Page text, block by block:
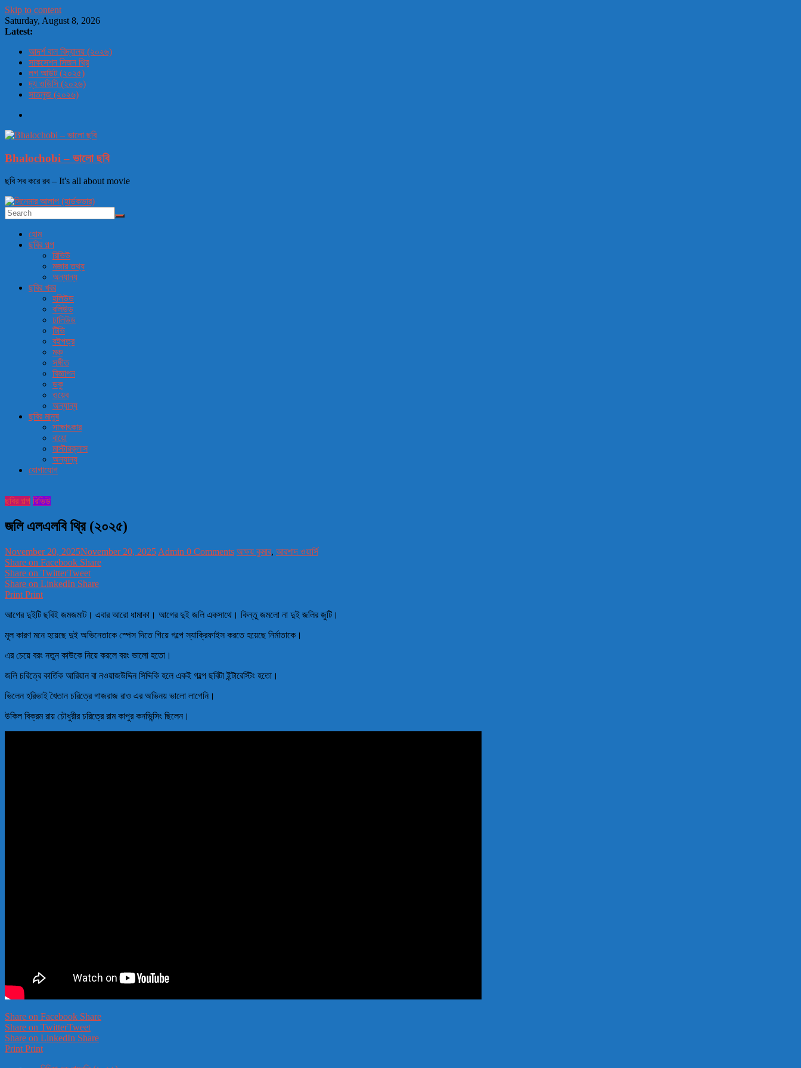
Skip to content
Saturday, August 8, 2026
Latest:
আদর্শ বাল বিদ্যালয় (২০২৬)
সাকসেশন সিজন থ্রি
লগ আউট (২০২৫)
দ্য ওডিসি (২০২৬)
সাতলুজ (২০২৬)
Bhalochobi – ভালো ছবি
ছবি সব করে রব – It's all about movie
হোম
ছবির গল্প
রিভিউ
মজার তথ্য
অন্যান্য
ছবির খবর
হলিউড
বলিউড
ঢালিউড
টিভি
বইপত্র
মঞ্চ
সঙ্গীত
বিজ্ঞাপন
ডকু
ওয়েব
অন্যান্য
ছবির মানুষ
সাক্ষাৎকার
বায়ো
মাস্টারক্লাস
অন্যান্য
যোগাযোগ
ছবির গল্প রিভিউ
জলি এলএলবি থ্রি (২০২৫)
November 20, 2025November 20, 2025 Admin 0 Comments অক্ষয় কুমার, আরশাদ ওয়ার্সি
Share on Facebook Share
Share on TwitterTweet
Share on LinkedIn Share
Print Print
আগের দুইটি ছবিই জমজমাট। এবার আরো ধামাকা। আগের দুই জলি একসাথে। কিন্তু জমলো না দুই জলির জুটি।
মূল কারণ মনে হয়েছে দুই অভিনেতাকে স্পেস দিতে গিয়ে গল্পে স্যাক্রিফাইস করতে হয়েছে নির্মাতাকে।
এর চেয়ে বরং নতুন কাউকে নিয়ে করলে বরং ভালো হতো।
জলি চরিত্রে কার্তিক আরিয়ান বা নওয়াজউদ্দিন সিদ্দিকি হলে একই গল্পে ছবিটা ইন্টারেস্টিং হতো।
ভিলেন হরিভাই খৈতান চরিত্রে গাজরাজ রাও এর অভিনয় ভালো লাগেনি।
উকিল বিক্রম রায় চৌধুরীর চরিত্রে রাম কাপুর কনভিন্সিং ছিলেন।
Share on Facebook Share
Share on TwitterTweet
Share on LinkedIn Share
Print Print